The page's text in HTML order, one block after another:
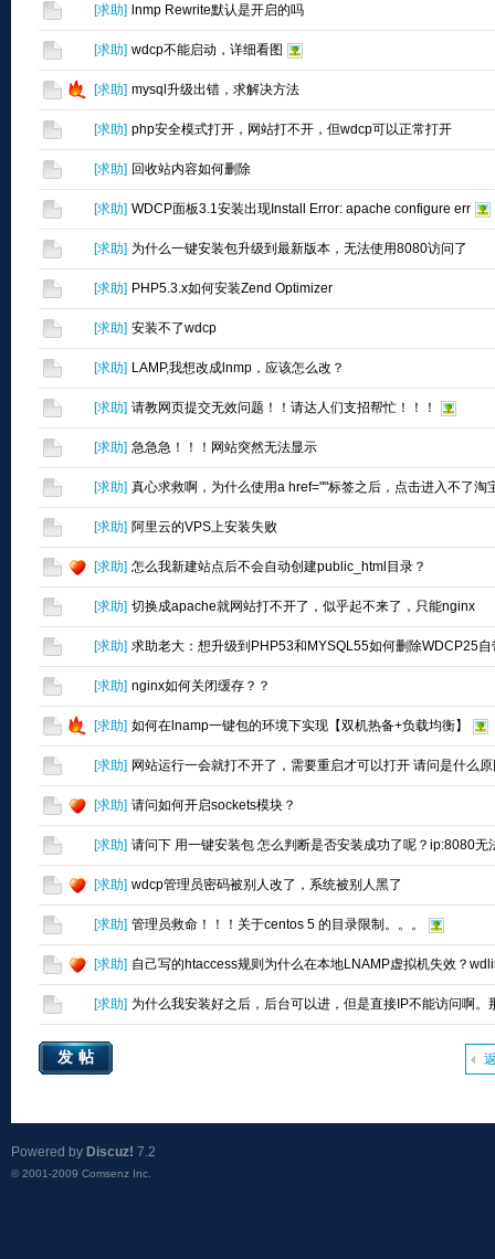
[求助] lnmp Rewrite默认是开启的吗
[求助] wdcp不能启动，详细看图
[求助] mysql升级出错，求解决方法
[求助] php安全模式打开，网站打不开，但wdcp可以正常打开
[求助] 回收站内容如何删除
[求助] WDCP面板3.1安装出现Install Error: apache configure err
[求助] 为什么一键安装包升级到最新版本，无法使用8080访问了
[求助] PHP5.3.x如何安装Zend Optimizer
[求助] 安装不了wdcp
[求助] LAMP,我想改成lnmp，应该怎么改？
[求助] 请教网页提交无效问题！！请达人们支招帮忙！！！
[求助] 急急急！！！网站突然无法显示
[求助] 真心求救啊，为什么使用a href=""标签之后，点击进入不了淘
[求助] 阿里云的VPS上安装失败
[求助] 怎么我新建站点后不会自动创建public_html目录？
[求助] 切换成apache就网站打不开了，似乎起不来了，只能nginx
[求助] 求助老大：想升级到PHP53和MYSQL55如何删除WDCP25
[求助] nginx如何关闭缓存？？
[求助] 如何在lnamp一键包的环境下实现【双机热备+负载均衡】
[求助] 网站运行一会就打不开了，需要重启才可以打开 请问是什么
[求助] 请问如何开启sockets模块？
[求助] 请问下 用一键安装包 怎么判断是否安装成功了呢？ip:8080无
[求助] wdcp管理员密码被别人改了，系统被别人黑了
[求助] 管理员救命！！！关于centos 5 的目录限制。。。
[求助] 自己写的htaccess规则为什么在本地LNAMP虚拟机失效？
[求助] 为什么我安装好之后，后台可以进，但是直接IP不能访问啊。
发帖
Powered by Discuz! 7.2
© 2001-2009 Comsenz Inc.